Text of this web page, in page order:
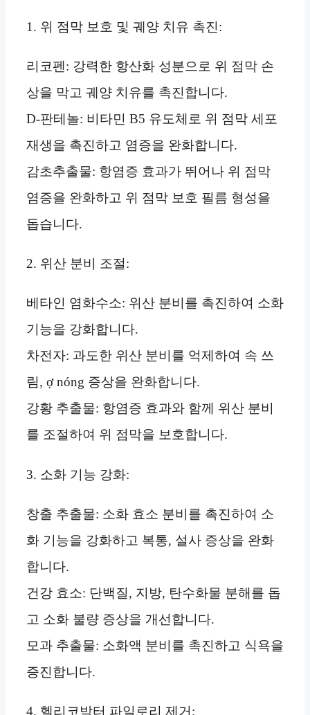
1. 위 점막 보호 및 궤양 치유 촉진:
리코펜: 강력한 항산화 성분으로 위 점막 손
상을 막고 궤양 치유를 촉진합니다.
D-판테놀: 비타민 B5 유도체로 위 점막 세포
재생을 촉진하고 염증을 완화합니다.
감초추출물: 항염증 효과가 뛰어나 위 점막
염증을 완화하고 위 점막 보호 필름 형성을
돕습니다.
2. 위산 분비 조절:
베타인 염화수소: 위산 분비를 촉진하여 소화
기능을 강화합니다.
차전자: 과도한 위산 분비를 억제하여 속 쓰
림, ợ nóng 증상을 완화합니다.
강황 추출물: 항염증 효과와 함께 위산 분비
를 조절하여 위 점막을 보호합니다.
3. 소화 기능 강화:
창출 추출물: 소화 효소 분비를 촉진하여 소
화 기능을 강화하고 복통, 설사 증상을 완화
합니다.
건강 효소: 단백질, 지방, 탄수화물 분해를 돕
고 소화 불량 증상을 개선합니다.
모과 추출물: 소화액 분비를 촉진하고 식욕을
증진합니다.
4. 헬리코박터 파일로리 제거: